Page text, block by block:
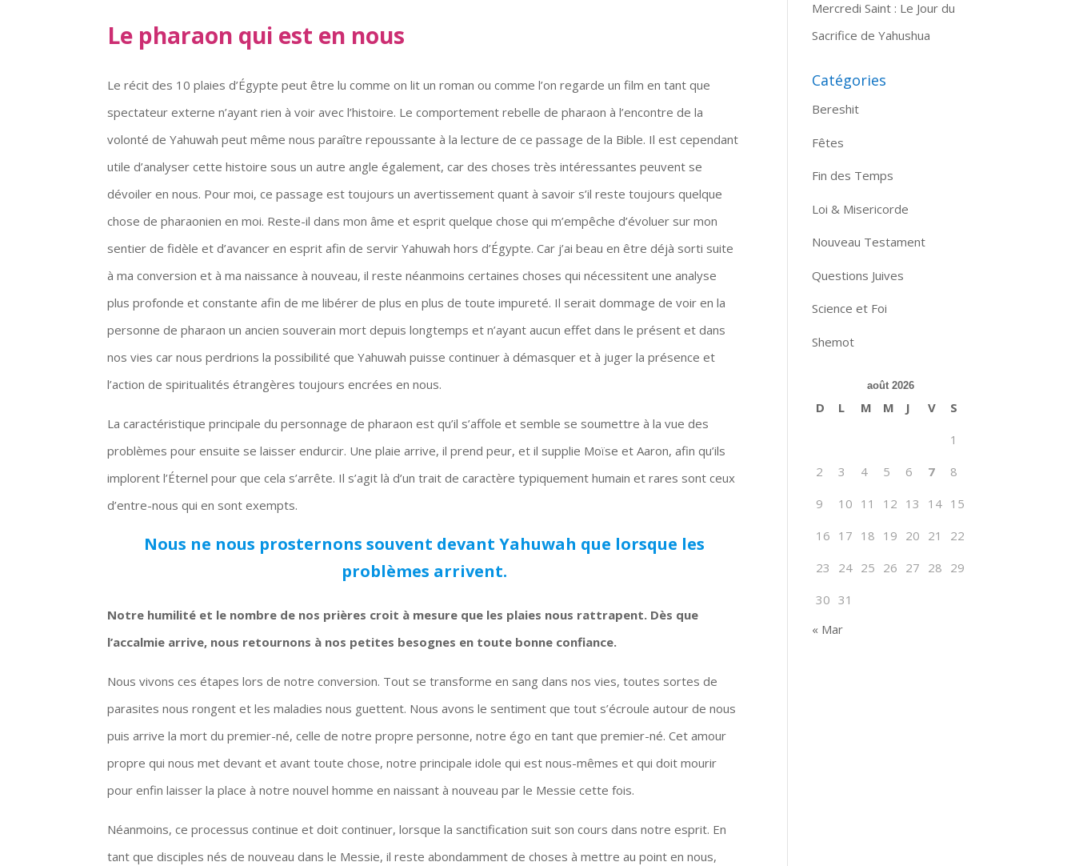
Le pharaon qui est en nous
Le récit des 10 plaies d’Égypte peut être lu comme on lit un roman ou comme l’on regarde un film en tant que
spectateur externe n’ayant rien à voir avec l’histoire. Le comportement rebelle de pharaon à l’encontre de la
volonté de Yahuwah peut même nous paraître repoussante à la lecture de ce passage de la Bible. Il est cependant
utile d’analyser cette histoire sous un autre angle également, car des choses très intéressantes peuvent se
dévoiler en nous. Pour moi, ce passage est toujours un avertissement quant à savoir s’il reste toujours quelque
chose de pharaonien en moi. Reste-il dans mon âme et esprit quelque chose qui m’empêche d’évoluer sur mon
sentier de fidèle et d’avancer en esprit afin de servir Yahuwah hors d’Égypte. Car j’ai beau en être déjà sorti suite
à ma conversion et à ma naissance à nouveau, il reste néanmoins certaines choses qui nécessitent une analyse
plus profonde et constante afin de me libérer de plus en plus de toute impureté. Il serait dommage de voir en la
personne de pharaon un ancien souverain mort depuis longtemps et n’ayant aucun effet dans le présent et dans
nos vies car nous perdrions la possibilité que Yahuwah puisse continuer à démasquer et à juger la présence et
l’action de spiritualités étrangères toujours encrées en nous.
La caractéristique principale du personnage de pharaon est qu’il s’affole et semble se soumettre à la vue des
problèmes pour ensuite se laisser endurcir. Une plaie arrive, il prend peur, et il supplie Moïse et Aaron, afin qu’ils
implorent l’Éternel pour que cela s’arrête. Il s’agit là d’un trait de caractère typiquement humain et rares sont ceux
d’entre-nous qui en sont exempts.
Nous ne nous prosternons souvent devant Yahuwah que lorsque les
problèmes arrivent.
Notre humilité et le nombre de nos prières croit à mesure que les plaies nous rattrapent. Dès que
l’accalmie arrive, nous retournons à nos petites besognes en toute bonne confiance.
Nous vivons ces étapes lors de notre conversion. Tout se transforme en sang dans nos vies, toutes sortes de
parasites nous rongent et les maladies nous guettent. Nous avons le sentiment que tout s’écroule autour de nous
puis arrive la mort du premier-né, celle de notre propre personne, notre égo en tant que premier-né. Cet amour
propre qui nous met devant et avant toute chose, notre principale idole qui est nous-mêmes et qui doit mourir
pour enfin laisser la place à notre nouvel homme en naissant à nouveau par le Messie cette fois.
Néanmoins, ce processus continue et doit continuer, lorsque la sanctification suit son cours dans notre esprit. En
tant que disciples nés de nouveau dans le Messie, il reste abondamment de choses à mettre au point en nous,
Mercredi Saint : Le Jour du
Sacrifice de Yahushua
Catégories
Bereshit
Fêtes
Fin des Temps
Loi & Misericorde
Nouveau Testament
Questions Juives
Science et Foi
Shemot
août 2026
D L M M J V
S
1
2
3 4 5 6 7
8
9
10 11 12 13 14 15
16 17 18 19 20 21
22
23
24 25 26 27 28 29
30 31
« Mar